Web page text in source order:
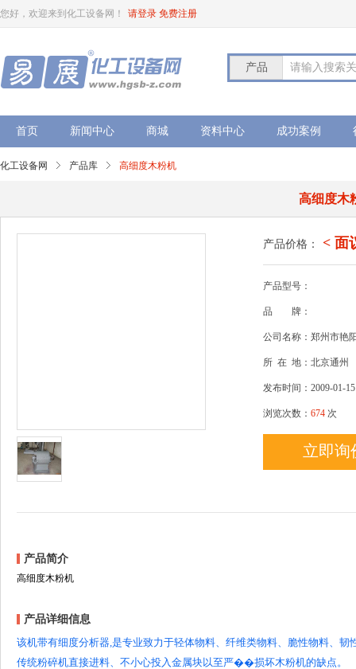
您好，欢迎来到化工设备网！ 请登录 免费注册
产品 请输入搜索
首页 新闻中心 商城 资料中心 成功案例
化工设备网 产品库 高细度木粉机
高细度木
产品价格： < 面
产品型号：
品 牌：
公司名称：郑州市艳
所 在 地：北京通州
发布时间：2009-01-15
浏览次数： 674 次
立即询
产品简介
高细度木粉机
产品详细信息
该机带有细度分析器,是专业致力于轻体物料、纤维类物料、脆性物料、
传统粉碎机直接进料、不小心投入金属块以至严��损坏木粉机的缺点。